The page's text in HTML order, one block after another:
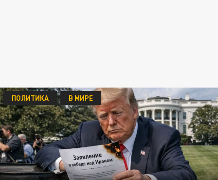
ПОЛИТИКА В МИРЕ